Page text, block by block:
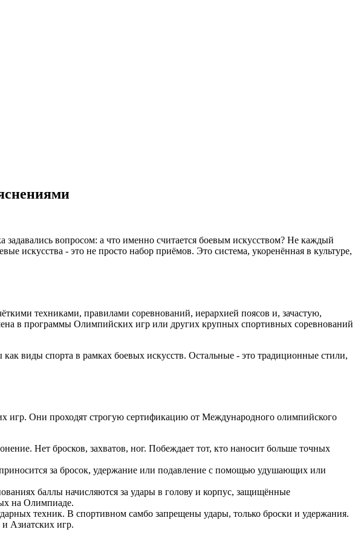
вопросом: а что именно считается боевым искусством? Не каждый
искусства - это не просто набор приёмов. Это система, укоренённая в культуре,
техниками, правилами соревнований, иерархией поясов и, зачастую,
в программы Олимпийских игр или других крупных спортивных соревнований
виды спорта в рамках боевых искусств. Остальные - это традиционные стили,
игр. Они проходят строгую сертификацию от Международного олимпийского
Нет бросков, захватов, ног. Побеждает тот, кто наносит больше точных
за бросок, удержание или подавление с помощью удушающих или
баллы начисляются за удары в голову и корпус, защищённые
на Олимпиаде.
техник. В спортивном самбо запрещены удары, только броски и удержания.
Азиатских игр.